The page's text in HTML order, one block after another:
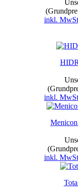
inkl.
inkl.
inkl.